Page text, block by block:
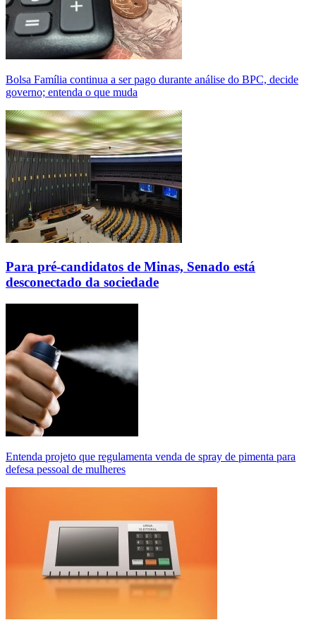
Bolsa Família continua a ser pago durante análise do BPC, decide
governo; entenda o que muda
Para pré-candidatos de Minas, Senado está
desconectado da sociedade
Entenda projeto que regulamenta venda de spray de pimenta para
defesa pessoal de mulheres